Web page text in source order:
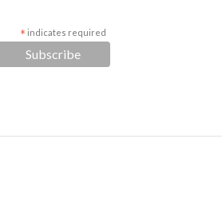
* indicates required